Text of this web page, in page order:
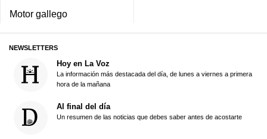
Motor gallego
NEWSLETTERS
Hoy en La Voz
La información más destacada del día, de lunes a viernes a primera
hora de la mañana
Al final del día
Un resumen de las noticias que debes saber antes de acostarte